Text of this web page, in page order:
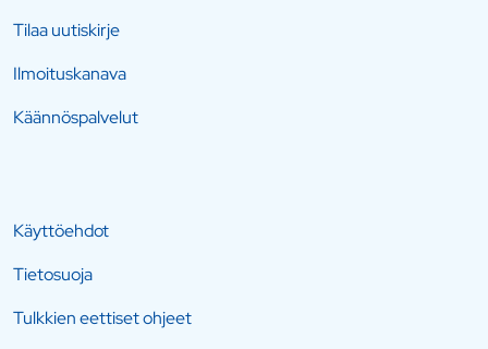
Tilaa uutiskirje
Ilmoituskanava
Käännöspalvelut
Käyttöehdot
Tietosuoja
Tulkkien eettiset ohjeet